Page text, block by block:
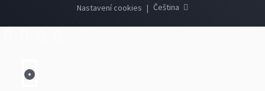
Nastavení cookies | Čeština